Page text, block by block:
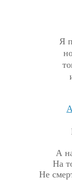
Я
А
На
Не